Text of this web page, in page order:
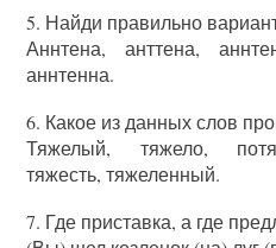
5. Найди правильно
Аннтена, анттена,
аннтенна.
6. Какое из данных слов
Тяжелый, тяжело,
тяжесть, тяжеленный.
7. Где приставка, а где